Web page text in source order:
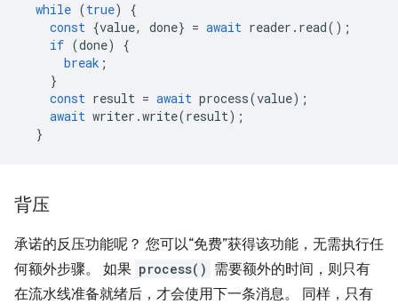
while (true)
{
const {value, done} = await reader . read();
if (done)
{
break ;
}
const result = await process(value);
await writer .write(result);
}
背压
承诺的反压功能呢？ 您可以“免费”获得该功能，无需执行任
何额外步骤。 如果 process() 需要额外的时间，则只有
在流水线准备就绪后，才会使用下一条消息。 同样，只有